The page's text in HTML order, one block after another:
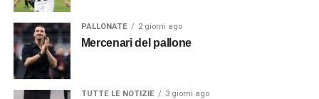
PALLONATE 2 giorni ago
Mercenari del pallone
TUTTE LE NOTIZIE 3 giorni ago